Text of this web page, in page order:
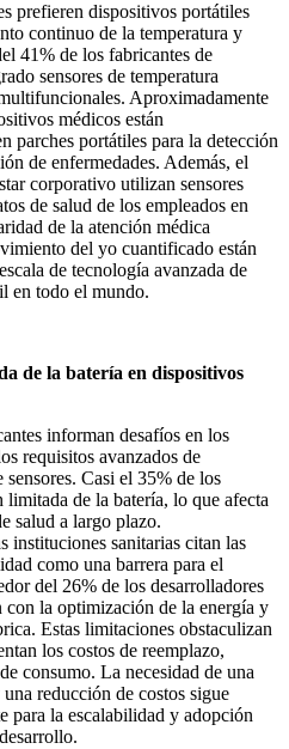
prefieren dispositivos portátiles
continuo de la temperatura y
41% de los fabricantes de
sensores de temperatura
Aproximadamente
médicos están
parches portátiles para la detección
de enfermedades. Además, el
corporativo utilizan sensores
de salud de los empleados en
de la atención médica
del yo cuantificado están
de tecnología avanzada de
en todo el mundo.
de la batería en dispositivos
informan desafíos en los
requisitos avanzados de
Casi el 35% de los
de la batería, lo que afecta
salud a largo plazo.
instituciones sanitarias citan las
como una barrera para el
del 26% de los desarrolladores
la optimización de la energía y
Estas limitaciones obstaculizan
los costos de reemplazo,
consumo. La necesidad de una
reducción de costos sigue
para la escalabilidad y adopción